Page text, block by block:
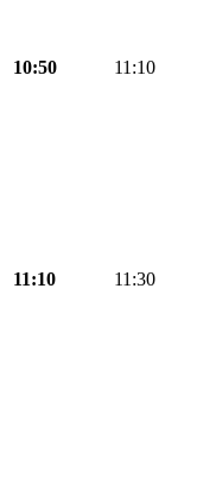
10:50 11:10
11:10 11:30